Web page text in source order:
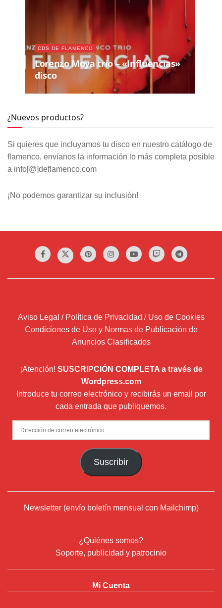
CDS DE FLAMENCO
Lorenzo Moya trío – «Influencias»
disco
¿Nuevos productos?
Si quieres que incluyamos tu disco en nuestro catálogo de
flamenco, envíanos la información lo más completa posible
a info[@]deflamenco.com
¡No podemos garantizar su inclusión!
Aviso Legal / Política de Privacidad / Uso de Cookies
Condiciones de Uso y Normas de Publicación de
Anuncios Clasificados
¡Atención! SUSCRIPCIÓN COMPLETA a través de
Wordpress.com
Introduce tu correo electrónico y recibirás un email por
cada entrada que publiquemos.
Dirección
de
Suscribir
Newsletter (envío boletín mensual con Mailchimp)
¿Quiénes somos?
Soporte, publicidad y patrocinio
Mi Cuenta